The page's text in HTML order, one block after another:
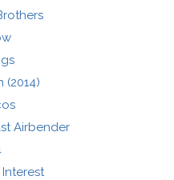
(2014)
Airbender